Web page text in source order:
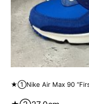
★①Nike Air Max 90